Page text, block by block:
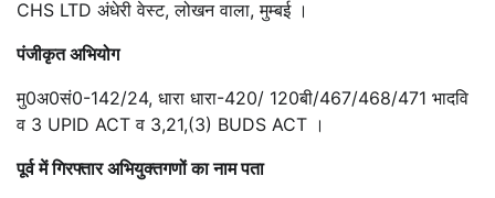
CHS LTD अंधेरी वेस्ट, लोखन वाला, मुम्बई ।
पंजीकृत अभियोग
मु0अ0सं0-142/24, धारा धारा-420/ 120बी/467/468/471 भादवि
व 3 UPID ACT व 3,21,(3) BUDS ACT ।
पूर्व में गिरफ्तार अभियुक्तगणों का नाम पता